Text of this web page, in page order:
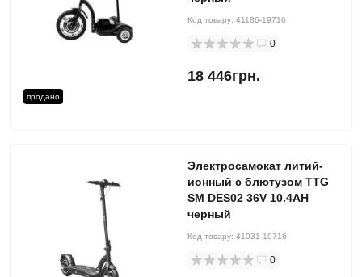
продано
Код товару: 41186-19716
0
18 446грн.
Электросамокат литий-
ионный с блютузом TTG
SM DES02 36V 10.4AH
черный
Код товару: 41031-19716
0